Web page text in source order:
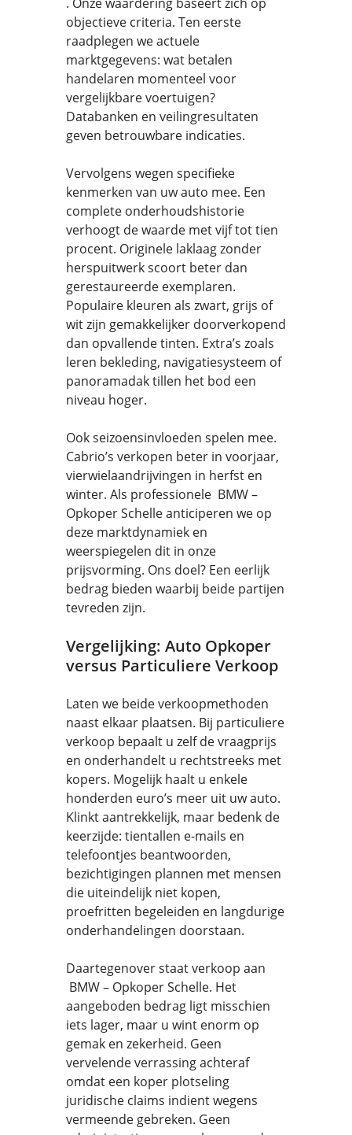
objectieve criteria. Ten eerste
raadplegen we actuele
marktgegevens: wat betalen
handelaren momenteel voor
vergelijkbare voertuigen?
Databanken en veilingresultaten
geven betrouwbare indicaties.
Vervolgens wegen specifieke
kenmerken van uw auto mee. Een
complete onderhoudshistorie
verhoogt de waarde met vijf tot tien
procent. Originele laklaag zonder
herspuitwerk scoort beter dan
gerestaureerde exemplaren.
Populaire kleuren als zwart, grijs of
wit zijn gemakkelijker doorverkopend
dan opvallende tinten. Extra’s zoals
leren bekleding, navigatiesysteem of
panoramadak tillen het bod een
niveau hoger.
Ook seizoensinvloeden spelen mee.
Cabrio’s verkopen beter in voorjaar,
vierwielaandrijvingen in herfst en
winter. Als professionele BMW –
Opkoper Schelle anticiperen we op
deze marktdynamiek en
weerspiegelen dit in onze
prijsvorming. Ons doel? Een eerlijk
bedrag bieden waarbij beide partijen
tevreden zijn.
Vergelijking: Auto Opkoper
versus Particuliere Verkoop
Laten we beide verkoopmethoden
naast elkaar plaatsen. Bij particuliere
verkoop bepaalt u zelf de vraagprijs
en onderhandelt u rechtstreeks met
kopers. Mogelijk haalt u enkele
honderden euro’s meer uit uw auto.
Klinkt aantrekkelijk, maar bedenk de
keerzijde: tientallen e-mails en
telefoontjes beantwoorden,
bezichtigingen plannen met mensen
die uiteindelijk niet kopen,
proefritten begeleiden en langdurige
onderhandelingen doorstaan.
Daartegenover staat verkoop aan
BMW – Opkoper Schelle. Het
aangeboden bedrag ligt misschien
iets lager, maar u wint enorm op
gemak en zekerheid. Geen
vervelende verrassing achteraf
omdat een koper plotseling
juridische claims indient wegens
vermeende gebreken. Geen